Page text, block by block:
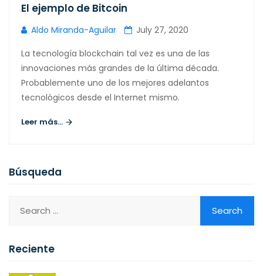
El ejemplo de Bitcoin
Aldo Miranda-Aguilar
July 27, 2020
La tecnología blockchain tal vez es una de las
innovaciones más grandes de la última década.
Probablemente uno de los mejores adelantos
tecnológicos desde el Internet mismo.
Leer más...
Búsqueda
Reciente